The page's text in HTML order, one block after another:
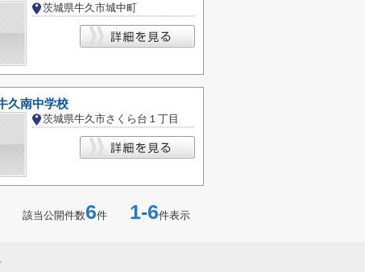
茨城県牛久市城中町
久南中学校
茨城県牛久市さくら台１丁目
該当公開件数6件 1-6件表示